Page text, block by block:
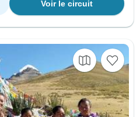
Voir le circuit